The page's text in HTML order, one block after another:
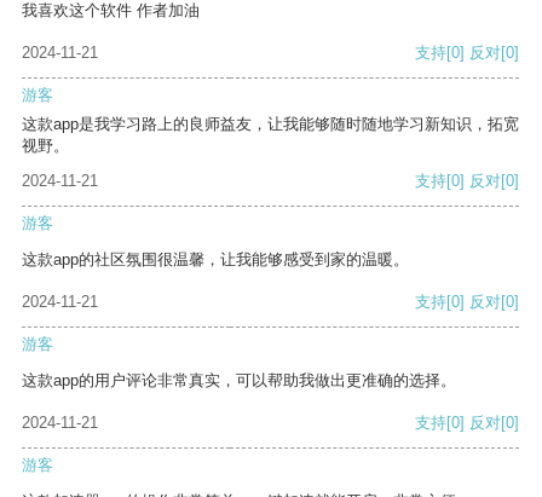
我喜欢这个软件 作者加油
2024-11-21 支持[0] 反对[0]
游客
这款app是我学习路上的良师益友，让我能够随时随地学习新知识，拓宽
视野。
2024-11-21
支持[0] 反对[0]
游客
这款app的社区氛围很温馨，让我能够感受到家的温暖。
2024-11-21 支持[0] 反对[0]
游客
这款app的用户评论非常真实，可以帮助我做出更准确的选择。
2024-11-21 支持[0] 反对[0]
游客